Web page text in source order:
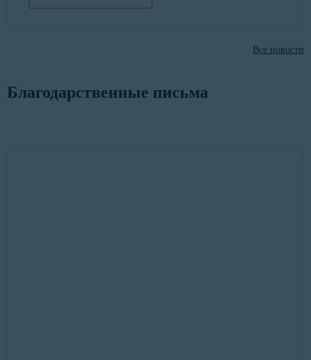
Все новости
Благодарственные письма